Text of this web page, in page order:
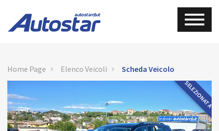
Home Page Elenco Veicoli Scheda Veicolo
SELEZIONATA